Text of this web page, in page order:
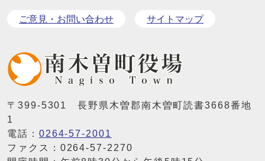
ご意見・お問い合わせ サイトマップ
〒399-5301 長野県木曽郡南木曽町読書3668番地
1
電話： 0264-57-2001
ファクス：0264-57-2270